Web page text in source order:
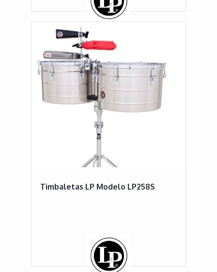
Timbaletas LP Modelo LP258S